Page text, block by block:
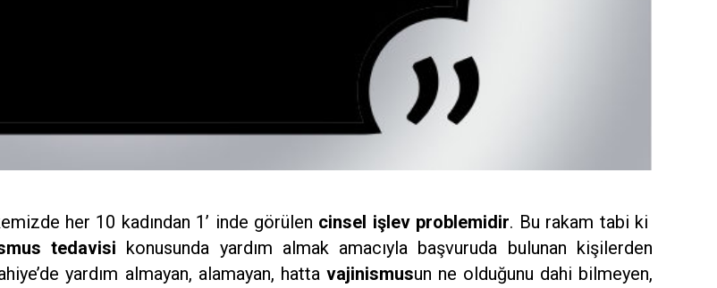
her 10 kadından 1’ inde görülen cinsel işlev problemidir. Bu rakam tabi ki
tedavisi konusunda yardım almak amacıyla başvuruda bulunan kişilerden
yardım almayan, alamayan, hatta vajinismusun ne olduğunu dahi bilmeyen,